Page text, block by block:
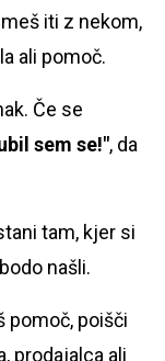
iti z nekom,
ali pomoč.
Če se
sem se!", da
tam, kjer si
našli.
pomoč, poišči
prodajalca ali